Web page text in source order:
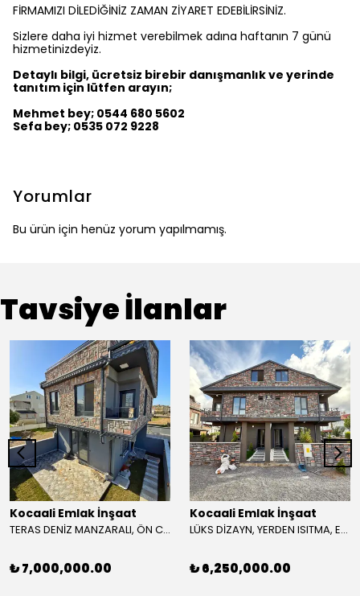
FİRMAMIZI DİLEDİĞİNİZ ZAMAN ZİYARET EDEBİLİRSİNİZ.
Sizlere daha iyi hizmet verebilmek adına haftanın 7 günü
hizmetinizdeyiz.
Detaylı bilgi, ücretsiz birebir danışmanlık ve yerinde
tanıtım için lütfen arayın;
Mehmet bey; 0544 680 5602
Sefa bey; 0535 072 9228
Yorumlar
Bu ürün için henüz yorum yapılmamış.
Tavsiye İlanlar
Kocaali Emlak İnşaat
TERAS DENİZ MANZARALI, ÖN CEPHE, PLAJA 105M, LÜKS DİZAYN, TAŞ KONSEPT 4+1 TRİPLEKS VİLLA! KOCAALİ ALANDERE MH
₺ 7,000,000.00
Kocaali Emlak İnşaat
LÜKS DİZAYN, YERDEN ISITMA, EBEVEYN BANYOLU, KOMPLE GRANİT ZEMİN 3+1 VİLLA! KOCAALİ ALANDERE MH
₺ 6,250,000.00